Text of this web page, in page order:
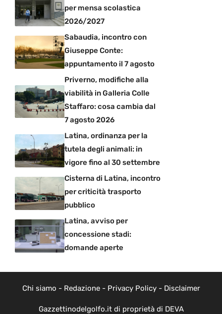
per mensa scolastica
2026/2027
Sabaudia, incontro con
Giuseppe Conte:
appuntamento il 7 agosto
Priverno, modifiche alla
viabilità in Galleria Colle
Staffaro: cosa cambia dal
7 agosto 2026
Latina, ordinanza per la
tutela degli animali: in
vigore fino al 30 settembre
Cisterna di Latina, incontro
per criticità trasporto
pubblico
Latina, avviso per
concessione stadi:
domande aperte
Chi siamo - Redazione- Privacy Policy- Disclaimer
Gazzettinodelgolfo.it di proprietà di DEVA